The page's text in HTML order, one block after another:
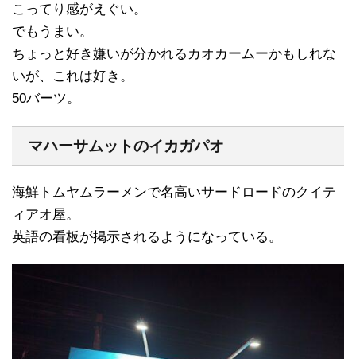
こってり感がえぐい。
でもうまい。
ちょっと好き嫌いが分かれるカオカームーかもしれな
いが、これは好き。
50バーツ。
マハーサムットのイカガパオ
海鮮トムヤムラーメンで名高いサードロードのクイテ
ィアオ屋。
英語の看板が掲示されるようになっている。